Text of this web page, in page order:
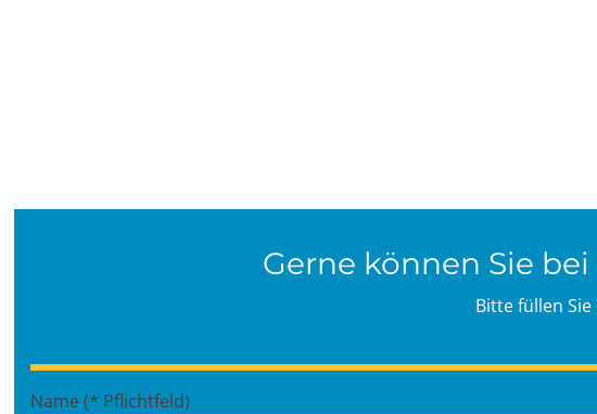
Gerne können Sie
Bitte füllen
Name (* Pflichtfeld)